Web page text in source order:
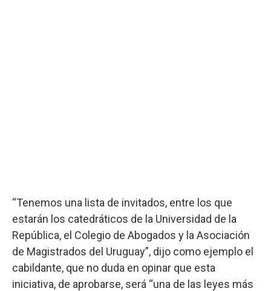
“Tenemos una lista de invitados, entre los que
estarán los catedráticos de la Universidad de la
República, el Colegio de Abogados y la Asociación
de Magistrados del Uruguay”, dijo como ejemplo el
cabildante, que no duda en opinar que esta
iniciativa, de aprobarse, será “una de las leyes más